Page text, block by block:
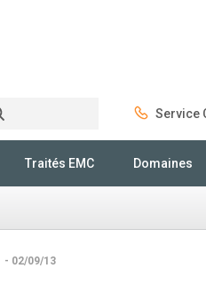
Service
Traités EMC Domaines
- 02/09/13